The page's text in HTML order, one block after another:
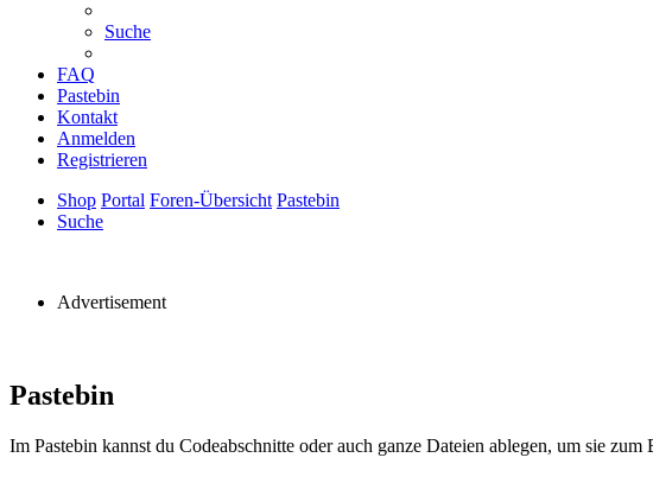
Suche
FAQ
Pastebin
Kontakt
Anmelden
Registrieren
Shop Portal Foren-Übersicht Pastebin
Suche
Advertisement
Pastebin
Im Pastebin kannst du Codeabschnitte oder auch ganze Dateien ablegen, um sie